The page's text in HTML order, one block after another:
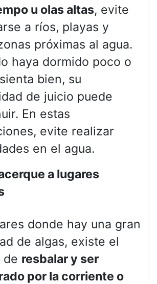
u olas altas, evite
a ríos, playas y
próximas al agua.
haya dormido poco o
bien, su
de juicio puede
En estas
evite realizar
en el agua.
a lugares
donde hay una gran
de algas, existe el
de resbalar y ser
por la corriente o